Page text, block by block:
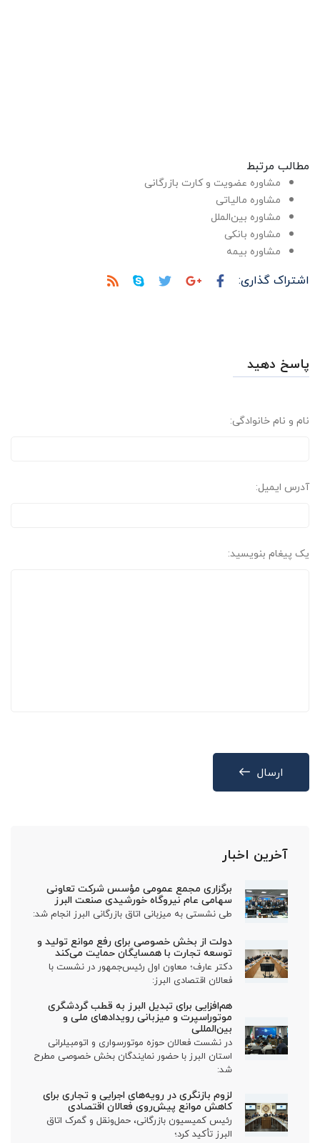
مطالب مرتبط
مشاوره عضویت و کارت بازرگانی
مشاوره مالیاتی
مشاوره بین‌الملل
مشاوره بانکی
مشاوره بیمه
اشتراک گذاری:
پاسخ دهید
نام و نام خانوادگی:
آدرس ایمیل:
یک پیغام بنویسید:
ارسال
آخرین اخبار
برگزاری مجمع عمومی مؤسس شرکت تعاونی
سهامی عام نیروگاه خورشیدی صنعت البرز
طی نشستی به میزبانی اتاق بازرگانی البرز انجام شد:
دولت از بخش خصوصی برای رفع موانع تولید و
توسعه تجارت با همسایگان حمایت می‌کند
دکتر عارف؛ معاون اول رئیس‌جمهور در نشست با
فعالان اقتصادی البرز:
هم‌افزایی برای تبدیل البرز به قطب گردشگری
موتوراسپرت و میزبانی رویدادهای ملی و
بین‌المللی
در نشست فعالان حوزه موتورسواری و اتومبیلرانی
استان البرز با حضور نمایندگان بخش خصوصی مطرح
شد:
لزوم بازنگری در رویه‌های اجرایی و تجاری برای
کاهش موانع پیش‌روی فعالان اقتصادی
رئیس کمیسیون بازرگانی، حمل‌ونقل و گمرک اتاق
البرز تأکید کرد؛